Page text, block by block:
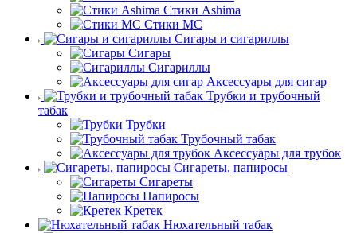
Стики Ashima
Стики MC
Сигары и сигариллы
Сигары
Сигариллы
Аксессуары для сигар
Трубки и трубочный
табак
Трубки
Трубочный табак
Аксессуары для трубок
Сигареты, папиросы
Сигареты
Папиросы
Кретек
Нюхательный табак